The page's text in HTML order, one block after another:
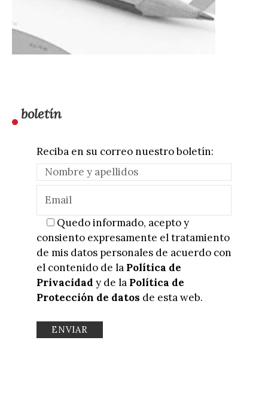
boletín
Reciba en su correo nuestro boletín:
Quedo informado, acepto y
consiento expresamente el tratamiento
de mis datos personales de acuerdo con
el contenido de la Política de
Privacidad y de la Política de
Protección de datos de esta web.